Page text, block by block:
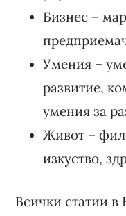
Бизнес –
Умения –
развитие,
умения за
Живот –
изкуство,
Всички статии в